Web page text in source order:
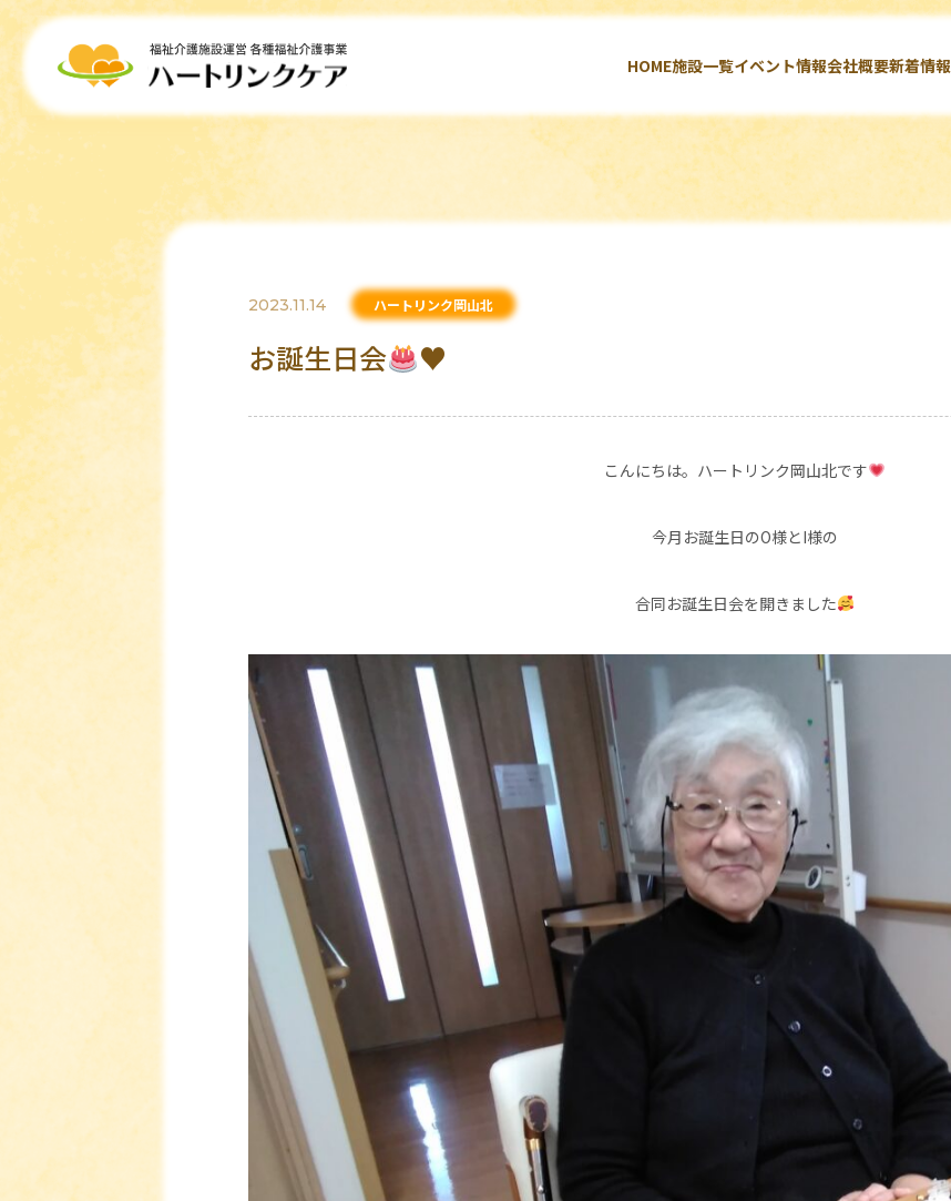
HOME施設一覧イベント情報会社概要新着情報
2023.11.14 ハートリンク岡山北
お誕生日会 ♥️
こんにちは。ハートリンク岡山北です
今月お誕生日のO様とI様の
合同お誕生日会を開きました